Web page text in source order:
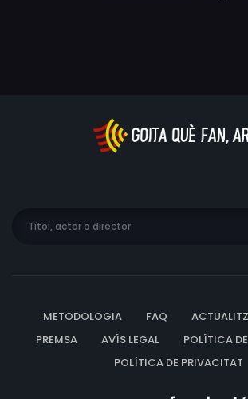
METODOLOGIA FAQ
PREMSA
AVÍS LEGAL
POLÍTICA
POLÍTICA DE PRIVACITAT